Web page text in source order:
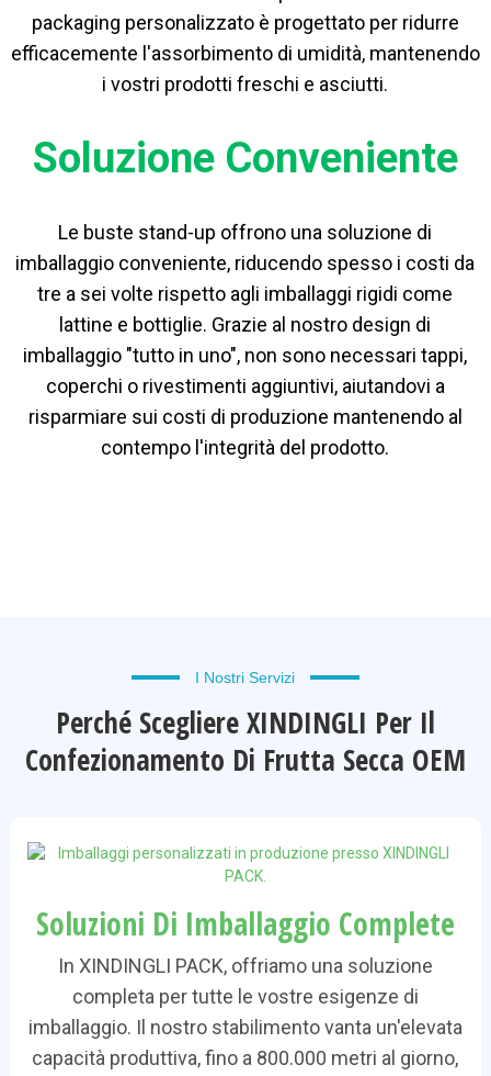
packaging personalizzato è progettato per ridurre
efficacemente l'assorbimento di umidità, mantenendo
i vostri prodotti freschi e asciutti.
Soluzione Conveniente
Le buste stand-up offrono una soluzione di
imballaggio conveniente, riducendo spesso i costi da
tre a sei volte rispetto agli imballaggi rigidi come
lattine e bottiglie. Grazie al nostro design di
imballaggio "tutto in uno", non sono necessari tappi,
coperchi o rivestimenti aggiuntivi, aiutandovi a
risparmiare sui costi di produzione mantenendo al
contempo l'integrità del prodotto.
I Nostri Servizi
Perché Scegliere XINDINGLI Per Il
Confezionamento Di Frutta Secca OEM
Soluzioni Di Imballaggio Complete
In XINDINGLI PACK, offriamo una soluzione
completa per tutte le vostre esigenze di
imballaggio. Il nostro stabilimento vanta un'elevata
capacità produttiva, fino a 800.000 metri al giorno,